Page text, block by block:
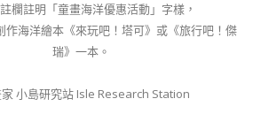
欄註明「童畫海洋優惠活動」字樣，
作海洋繪本《來玩吧！塔可》或《旅行吧！傑
瑞》一本。
小島研究站 Isle Research Station